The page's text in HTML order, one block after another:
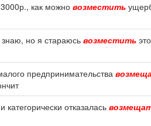
как можно возместить
но я стараюсь возместить
предпринимательства
отказалась